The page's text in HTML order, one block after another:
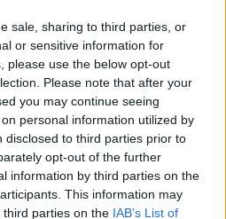
sale, sharing to third parties, or
or sensitive information for
please use the below opt-out
Please note that after your
you may continue seeing
personal information utilized by
disclosed to third parties prior to
opt-out of the further
information by third parties on the
This information may
parties on the IAB’s List of
τα παλαιότερα
χρόνια, η
με
κιβώτια να μην
από τα προβλήματα
Σε κάθε
να υπάρχουν